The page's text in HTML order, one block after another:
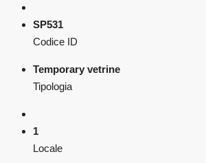
SP531
Codice ID
Temporary vetrine
Tipologia
1
Locale